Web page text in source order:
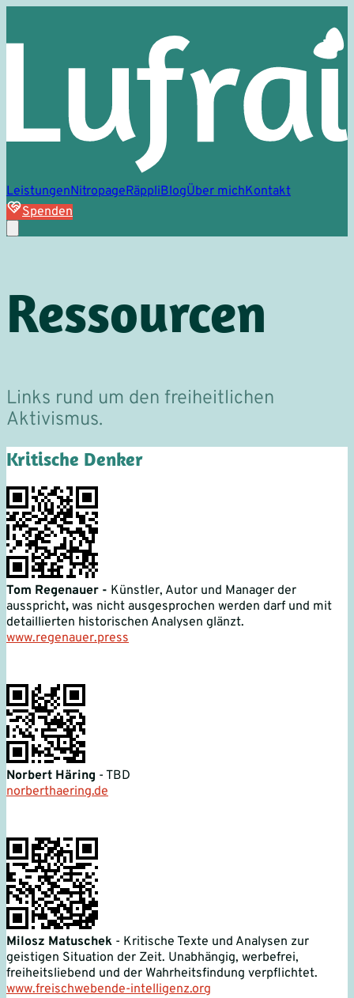
LeistungenNitropageRäppliBlogÜber michKontakt
Spenden
Ressourcen
Links rund um den freiheitlichen
Aktivismus.
Kritische Denker
Tom Regenauer - Künstler, Autor und Manager der
ausspricht, was nicht ausgesprochen werden darf und mit
detaillierten historischen Analysen glänzt.
www.regenauer.press
Norbert Häring - TBD
norberthaering.de
Milosz Matuschek - Kritische Texte und Analysen zur
geistigen Situation der Zeit. Unabhängig, werbefrei,
freiheitsliebend und der Wahrheitsfindung verpflichtet.
www.freischwebende-intelligenz.org